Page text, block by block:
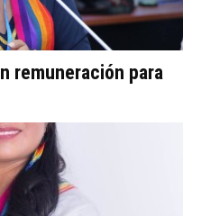
remuneración para